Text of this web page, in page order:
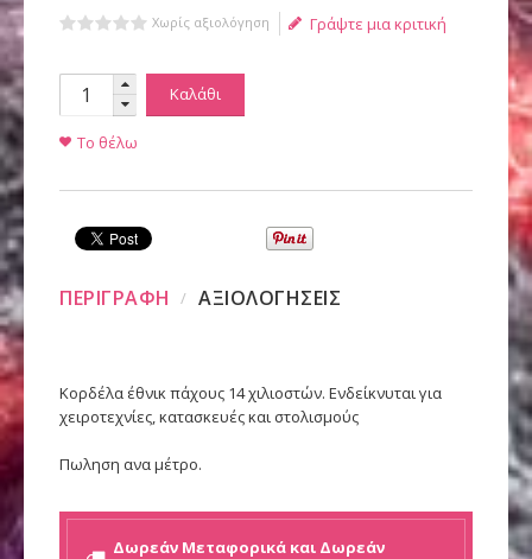
Χωρίς αξιολόγηση Γράψτε μια κριτική
Καλάθι
Το θέλω
ΠΕΡΙΓΡΑΦΗ ΑΞΙΟΛΟΓΗΣΕΙΣ
Κορδέλα έθνικ πάχους 14 χιλιοστών. Ενδείκνυται για
χειροτεχνίες, κατασκευές και στολισμούς
Πωληση ανα μέτρο.
Δωρεάν Μεταφορικά και Δωρεάν